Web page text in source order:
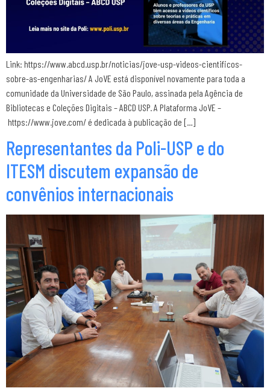
Link: https://www.abcd.usp.br/noticias/jove-usp-videos-cientificos-
sobre-as-engenharias/ A JoVE está disponível novamente para toda a
comunidade da Universidade de São Paulo, assinada pela Agência de
Bibliotecas e Coleções Digitais – ABCD USP. A Plataforma JoVE –
https://www.jove.com/ é dedicada à publicação de […]
Representantes da Poli-USP e do
ITESM discutem expansão de
convênios internacionais